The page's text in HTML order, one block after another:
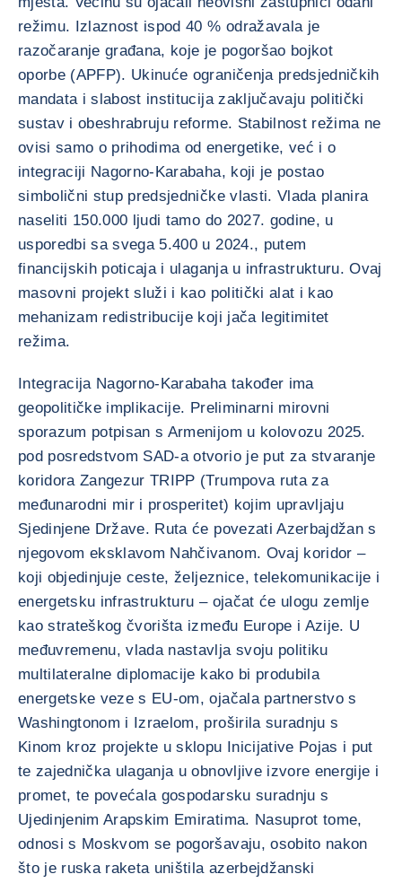
režimu. Izlaznost ispod 40 % odražavala je
razočaranje građana, koje je pogoršao bojkot
oporbe (APFP). Ukinuće ograničenja predsjedničkih
mandata i slabost institucija zaključavaju politički
sustav i obeshrabruju reforme. Stabilnost režima ne
ovisi samo o prihodima od energetike, već i o
integraciji Nagorno-Karabaha, koji je postao
simbolični stup predsjedničke vlasti. Vlada planira
naseliti 150.000 ljudi tamo do 2027. godine, u
usporedbi sa svega 5.400 u 2024., putem
financijskih poticaja i ulaganja u infrastrukturu. Ovaj
masovni projekt služi i kao politički alat i kao
mehanizam redistribucije koji jača legitimitet
režima.
Integracija Nagorno-Karabaha također ima
geopolitičke implikacije. Preliminarni mirovni
sporazum potpisan s Armenijom u kolovozu 2025.
pod posredstvom SAD-a otvorio je put za stvaranje
koridora Zangezur TRIPP (Trumpova ruta za
međunarodni mir i prosperitet) kojim upravljaju
Sjedinjene Države. Ruta će povezati Azerbajdžan s
njegovom eksklavom Nahčivanom. Ovaj koridor –
koji objedinjuje ceste, željeznice, telekomunikacije i
energetsku infrastrukturu – ojačat će ulogu zemlje
kao strateškog čvorišta između Europe i Azije. U
međuvremenu, vlada nastavlja svoju politiku
multilateralne diplomacije kako bi produbila
energetske veze s EU-om, ojačala partnerstvo s
Washingtonom i Izraelom, proširila suradnju s
Kinom kroz projekte u sklopu Inicijative Pojas i put
te zajednička ulaganja u obnovljive izvore energije i
promet, te povećala gospodarsku suradnju s
Ujedinjenim Arapskim Emiratima. Nasuprot tome,
odnosi s Moskvom se pogoršavaju, osobito nakon
što je ruska raketa uništila azerbejdžanski